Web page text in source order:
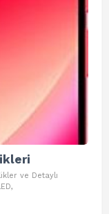
ve Detaylı